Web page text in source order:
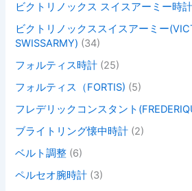
ビクトリノックス スイスアーミー時計
ビクトリノックススイスアーミー
SWISSARMY) (34)
フォルティス時計 (25)
フォルティス（FORTIS) (5)
フレデリックコンスタント
ブライトリング懐中時計 (2)
ベルト調整 (6)
ペルセオ腕時計 (3)